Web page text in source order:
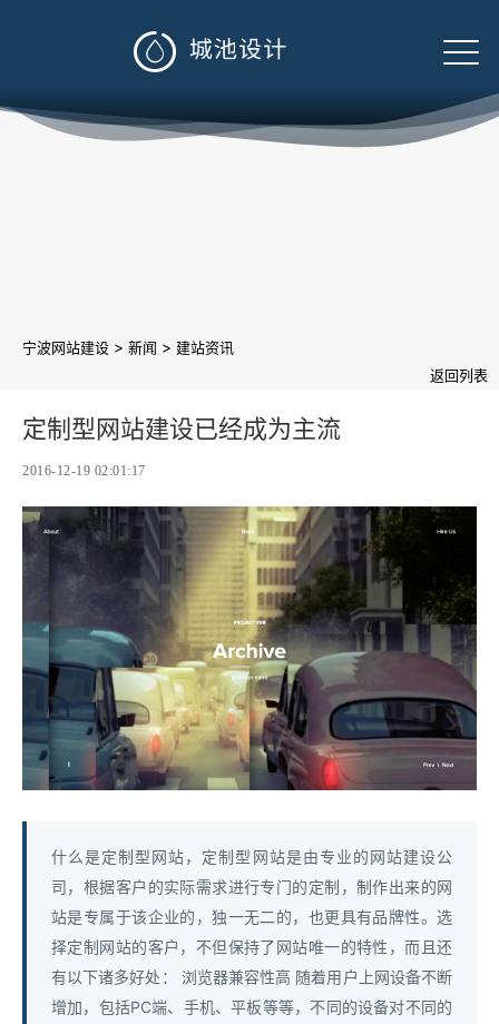

宁波网站建设 > 新闻 > 建站资讯
返回列表
定制型网站建设已经成为主流
2016-12-19 02:01:17
什么是定制型网站，定制型网站是由专业的网站建设公
司，根据客户的实际需求进行专门的定制，制作出来的网
站是专属于该企业的，独一无二的，也更具有品牌性。选
择定制网站的客户，不但保持了网站唯一的特性，而且还
有以下诸多好处： 浏览器兼容性高 随着用户上网设备不断
增加，包括PC端、手机、平板等等，不同的设备对不同的